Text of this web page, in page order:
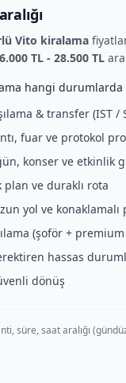
Vito kiralama
TL - 28.500 TL
hangi
& transfer (IST /
fuar ve protokol
konser ve etkinlik
plan ve duraklı rota
yol ve
(şoför +
hassas
dönüş
süre, saat aralığı